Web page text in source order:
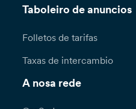
Taboleiro de anuncios
Folletos de tarifas
Taxas de intercambio
A nosa rede